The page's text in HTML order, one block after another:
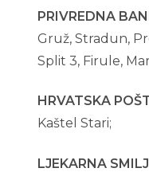
PRIVREDNA
Gruž, Stradun,
Split 3, Firule,
HRVATSKA
Kaštel Stari;
LJEKARNA